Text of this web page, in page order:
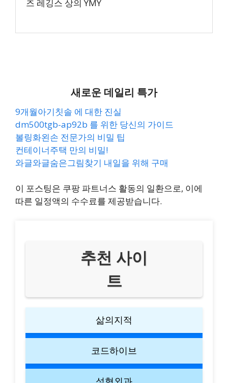
즈 레깅스 상의 YMY
새로운 데일리 특가
9개월아기칫솔 에 대한 진실
dm500tgb-ap92b 를 위한 당신의 가이드
볼링화왼손 전문가의 비밀 팁
컨테이너주택 만의 비밀!
와글와글숨은그림찾기 내일을 위해 구매
이 포스팅은 쿠팡 파트너스 활동의 일환으로, 이에
따른 일정액의 수수료를 제공받습니다.
추천 사이
트
삶의지적
코드하이브